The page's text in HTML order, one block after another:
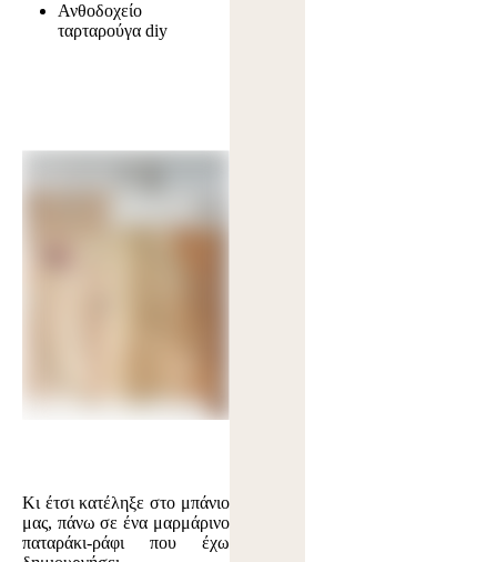
Ανθοδοχείο
ταρταρούγα diy
Κι έτσι κατέληξε στο μπάνιο
μας, πάνω σε ένα μαρμάρινο
παταράκι-ράφι που έχω